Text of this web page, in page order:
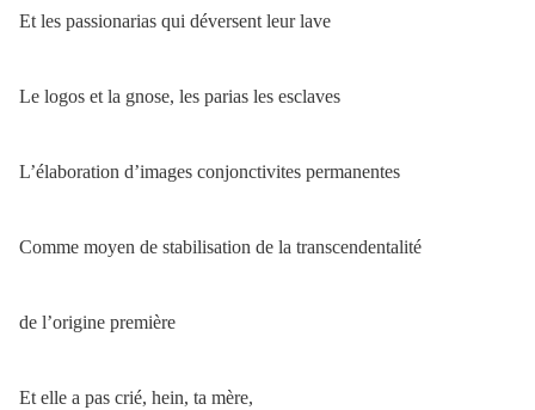
Et les passionarias qui déversent leur lave
Le logos et la gnose, les parias les esclaves
L’élaboration d’images conjonctivites permanentes
Comme moyen de stabilisation de la transcendentalité
de l’origine première
Et elle a pas crié, hein, ta mère,